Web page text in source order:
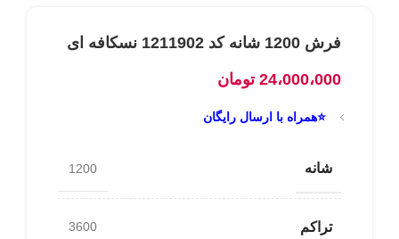
فرش 1200 شانه کد 1211902 نسکافه ای
24،000،000 تومان
⭐همراه با ارسال رایگان
شانه 1200
تراکم 3600